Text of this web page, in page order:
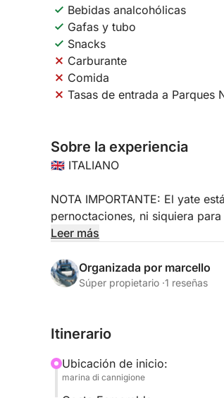
Bebidas analcohólicas
Gafas y tubo
Snacks
Carburante
Comida
Tasas de entrada a Parques
Sobre la experiencia
🇬🇧 ITALIANO
NOTA IMPORTANTE: El yate
pernoctaciones, ni siquiera
Alquile el Mandayacht S05.3
extraordinaria embarcación de
experiencia le permitirá
más exclusivas.
Leer más
Organizada por marcello
Súper propietario ·1 reseñas
Itinerario
Ubicación de inicio:
marina di cannigione